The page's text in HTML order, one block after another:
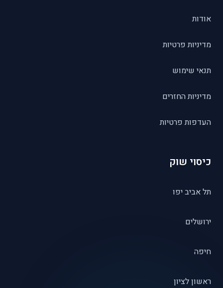
אודות
מדיניות פרטיות
תנאי שימוש
מדיניות החזרים
העדפות פרטיות
כיסוי שוק
תל אביב יפו
ירושלים
חיפה
ראשון לציון